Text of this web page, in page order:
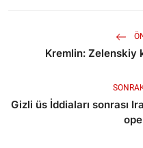
Kremlin: Zelenskiy
Gizli üs İddiaları sonrası